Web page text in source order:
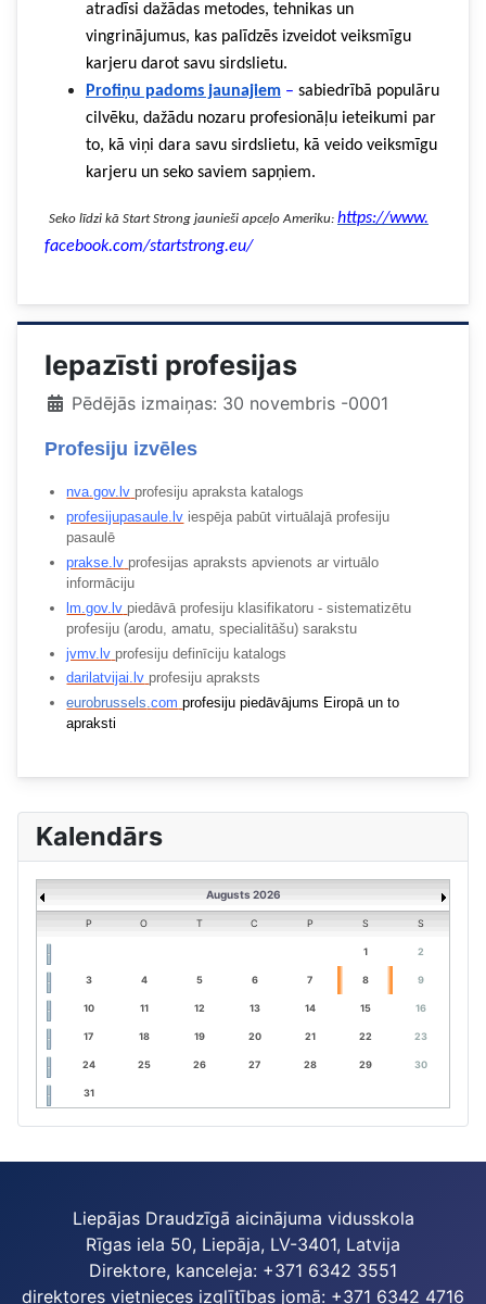
atradīsi dažādas metodes, tehnikas un
vingrinājumus, kas palīdzēs izveidot veiksmīgu
karjeru darot savu sirdslietu.
Profiņu padoms jaunajiem – sabiedrībā populāru
cilvēku, dažādu nozaru profesionāļu ieteikumi par
to, kā viņi dara savu sirdslietu, kā veido veiksmīgu
karjeru un seko saviem sapņiem.
Seko līdzi kā Start Strong jaunieši apceļo Ameriku: https://www.
facebook.com/startstrong.eu/
escort
Iepazīsti profesijas
Pēdējās izmaiņas: 30 novembris -0001
Profesiju izvēles
nva.gov.lv profesiju apraksta katalogs
profesijupasaule.lv iespēja pabūt virtuālajā profesiju
pasaulē
prakse.lv profesijas apraksts apvienots ar virtuālo
informāciju
lm.gov.lv piedāvā profesiju klasifikatoru - sistematizētu
profesiju (arodu, amatu, specialitāšu) sarakstu
jvmv.lv profesiju definīciju katalogs
darilatvijai.lv profesiju apraksts
eurobrussels.com profesiju piedāvājums Eiropā un to
apraksti
Kalendārs
Augusts 2026
P O T C P S S
1 2
3 4 5 6 7 8 9
10 11 12 13 14 15 16
17 18 19 20 21 22 23
24 25 26 27 28 29 30
31
Liepājas Draudzīgā aicinājuma vidusskola
Rīgas iela 50, Liepāja, LV-3401, Latvija
Direktore, kanceleja: +371 6342 3551
direktores vietnieces izglītības jomā: +371 6342 4716